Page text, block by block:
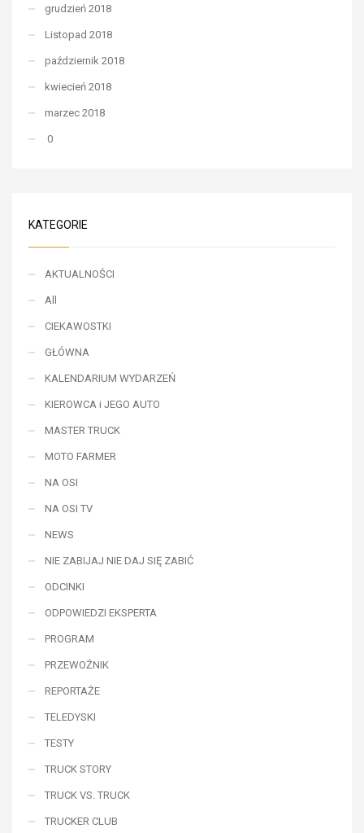
grudzień 2018
Listopad 2018
październik 2018
kwiecień 2018
marzec 2018
0
KATEGORIE
AKTUALNOŚCI
All
CIEKAWOSTKI
GŁÓWNA
KALENDARIUM WYDARZEŃ
KIEROWCA i JEGO AUTO
MASTER TRUCK
MOTO FARMER
NA OSI
NA OSI TV
NEWS
NIE ZABIJAJ NIE DAJ SIĘ ZABIĆ
ODCINKI
ODPOWIEDZI EKSPERTA
PROGRAM
PRZEWOŹNIK
REPORTAŻE
TELEDYSKI
TESTY
TRUCK STORY
TRUCK VS. TRUCK
TRUCKER CLUB